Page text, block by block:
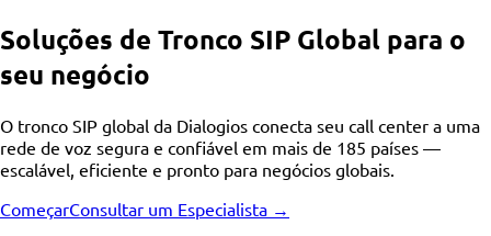
Soluções de Tronco SIP Global para o
seu negócio
O tronco SIP global da Dialogios conecta seu call center a uma
rede de voz segura e confiável em mais de 185 países —
escalável, eficiente e pronto para negócios globais.
ComeçarConsultar um Especialista →